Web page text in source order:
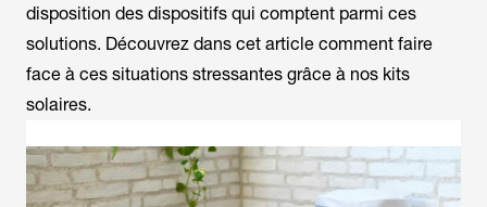
disposition des dispositifs qui comptent parmi ces
solutions. Découvrez dans cet article comment faire
face à ces situations stressantes grâce à nos kits
solaires.